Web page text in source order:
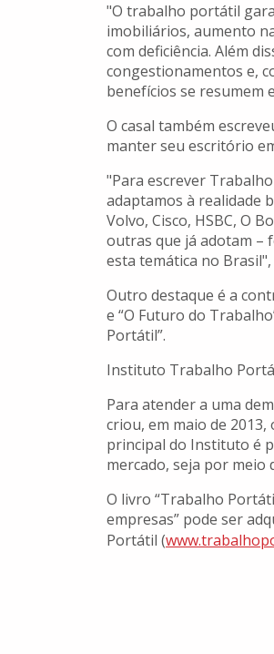
"O trabalho portátil
imobiliários, aumento
com deficiência. Além
congestionamentos e,
benefícios se resumem
O casal também
manter seu escritório
"Para escrever
adaptamos à realidade
Volvo, Cisco, HSBC, O
outras que já adotam –
esta temática no
Outro destaque é a
e “O Futuro do
Portátil”.
Instituto Trabalho
Para atender a uma
criou, em maio de
principal do Instituto é
mercado, seja por meio
O livro “Trabalho
empresas” pode ser
Portátil (